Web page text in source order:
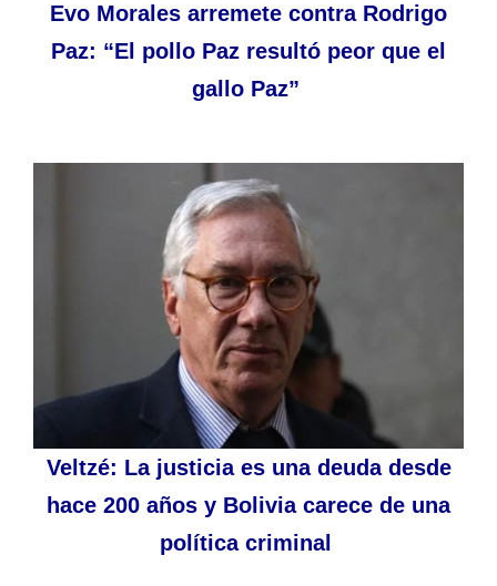
Evo Morales arremete contra Rodrigo
Paz: “El pollo Paz resultó peor que el
gallo Paz”
Veltzé: La justicia es una deuda desde
hace 200 años y Bolivia carece de una
política criminal